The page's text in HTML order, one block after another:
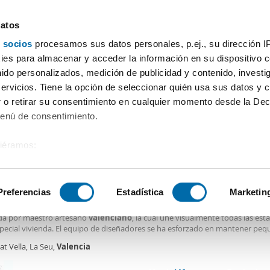
socios procesamos sus datos personales, p.ej., su dirección
para almacenar y acceder la información en su dispositivo
personalizados, medición de publicidad y contenido,
Tiene la opción de seleccionar quién usa sus datos y
retirar su consentimiento en cualquier momento desde la
de consentimiento.
analizándolo activamente para buscar características
cómo se procesan sus datos personales y establezca
de datos
. Puede cambiar o retirar su consentimiento en
Estadística
Habitaciones Más filtros - 2
Alquiler áticos Cortes Valencianas Valencia
2
ático terraza y ascensor Ciutat vella
por maestro artesanovalenciano, la cual une visualmente todas las
vivienda. El equipo de diseñadores se ha esforzado en mantener
y lienzos de pared antigua
Vella, La Seu,Valencia